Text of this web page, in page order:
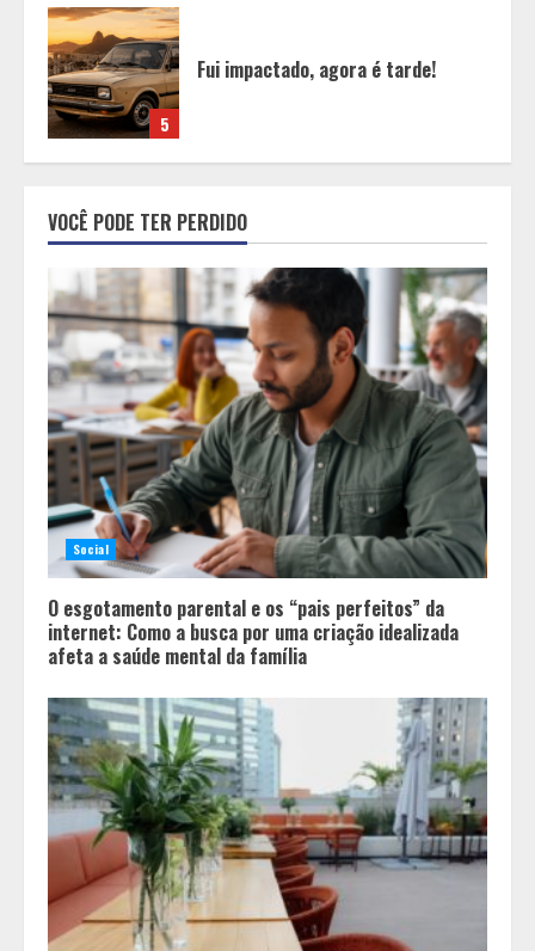
1
perfeitos” da internet: Como a
busca por uma criação idealizada
inaugura novo espaço com o
Delicatto Restaurante
3
Políticas que Nasceram no Amapá e
Viraram Políticas Nacionais
Alpinismo nas redes sociais: a
ciência por trás do BIRGing e do
CORFing praticados na internet
VOCÊ PODE TER PERDIDO
Social
O esgotamento parental e os “pais perfeitos” da
internet: Como a busca por uma criação idealizada
afeta a saúde mental da família